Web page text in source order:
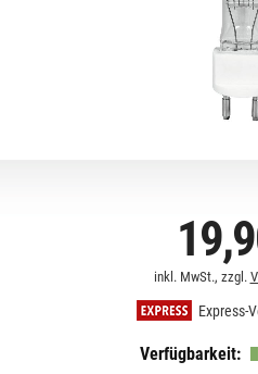
inkl. MwSt., zzgl.
Express-
Verfügbarkeit: